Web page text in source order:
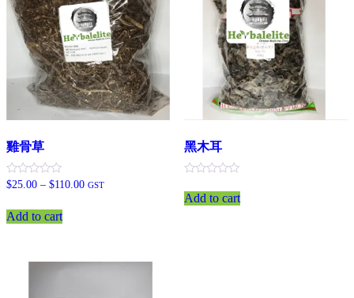
雞骨草
評
滿
分
$25.00 – $110.00Price
GST
Add to cart產
多
黑木耳
分
0
Add to cart